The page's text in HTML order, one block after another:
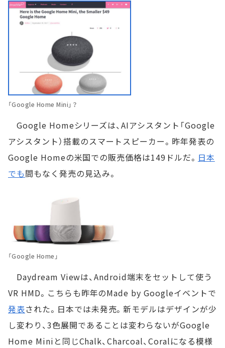
「Google Home Mini」？
Google Homeシリーズは、AIアシスタント「Google
アシスタント）搭載のスマートスピーカー。昨年発表の
Google Homeの米国での販売価格は149ドルだ。 日本
でも間もなく発売の見込み。
「Google Home」
Daydream Viewは、Android端末をセットして使う
VR HMD。こちらも昨年のMade by Googleイベントで
発表された。日本では未発売。新モデルはデザインが少
し変わり、3色展開であることは変わらないがGoogle
Home Miniと同じChalk、Charcoal、Coralになる模様